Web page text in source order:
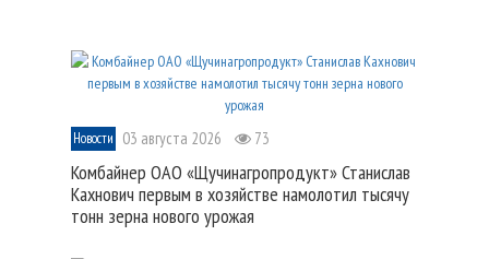
Новости 03 августа 2026 73
Комбайнер ОАО «Щучинагропродукт» Станислав
Кахнович первым в хозяйстве намолотил тысячу
тонн зерна нового урожая